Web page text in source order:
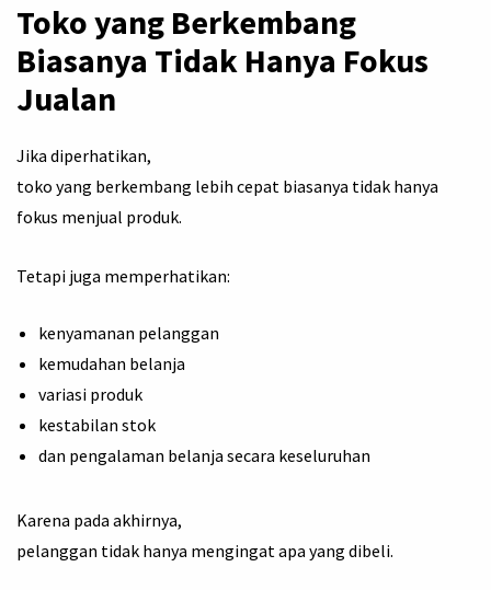
Toko yang Berkembang
Biasanya Tidak Hanya Fokus
Jualan
Jika diperhatikan,
toko yang berkembang lebih cepat biasanya tidak hanya
fokus menjual produk.
Tetapi juga memperhatikan:
kenyamanan pelanggan
kemudahan belanja
variasi produk
kestabilan stok
dan pengalaman belanja secara keseluruhan
Karena pada akhirnya,
pelanggan tidak hanya mengingat apa yang dibeli.